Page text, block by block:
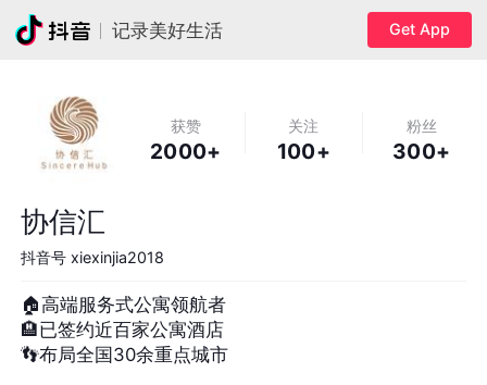
记录美好生活 Get App
获赞
2000+
关注
100+
粉丝
300+
协信汇
抖音号 xiexinjia2018
🏠高端服务式公寓领航者
🏨已签约近百家公寓酒店
👣布局全国30余重点城市